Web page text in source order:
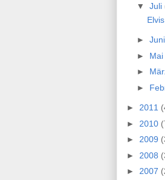
▼ Juli
► Juni
► Mai
►
►
► 2011
► 2010
► 2009
► 2008
► 2007